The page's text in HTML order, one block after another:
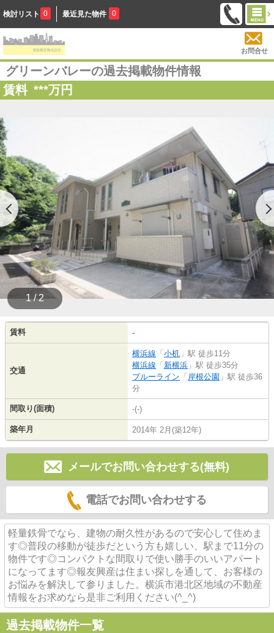
検討リスト 0 最近見た物件 0
お問合せ
グリーンバレーの過去掲載物件情報
賃料 ***万円
1 / 2
賃料 -
交通
横浜線 「 小机 」駅 徒歩11分
横浜線 「 新横浜 」駅 徒歩35分
ブルーライン 「 岸根公園 」駅 徒歩36
分
間取り(面積) -(-)
築年月 2014年 2月(築12年)
メールでお問い合わせする(無料)
電話でお問い合わせする
軽量鉄骨でなら、建物の耐久性があるので安心して住めま
す◎普段の移動が徒歩だという方も嬉しい、駅まで11分の
物件です◎コンパクトな間取りで使い勝手のいいアパート
になってます◎報友興産は住まい探しを通して、お客様の
お悩みを解決して参りました。横浜市港北区地域の不動産
情報をお求めなら是非ご利用ください(^_^)
過去掲載物件一覧